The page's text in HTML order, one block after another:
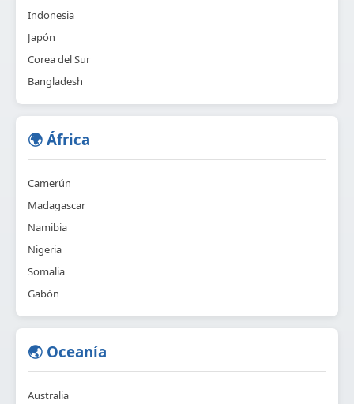
Indonesia
Japón
Corea del Sur
Bangladesh
🌍 África
Camerún
Madagascar
Namibia
Nigeria
Somalia
Gabón
🌏 Oceanía
Australia